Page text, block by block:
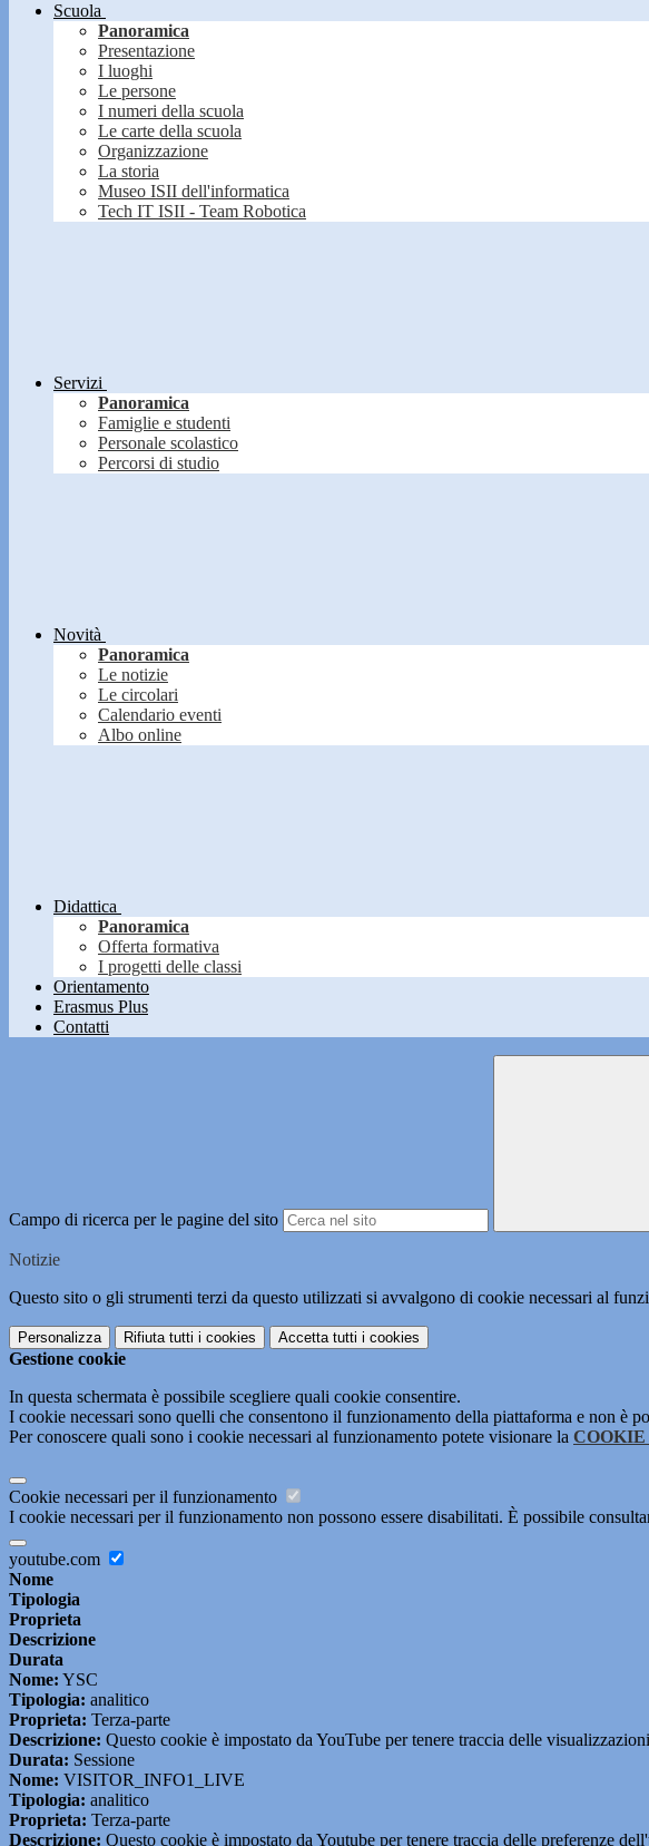
Scuola
Panoramica
Presentazione
I luoghi
Le persone
I numeri della scuola
Le carte della scuola
Organizzazione
La storia
Museo ISII dell'informatica
Tech IT ISII - Team Robotica
Servizi
Panoramica
Famiglie e studenti
Personale scolastico
Percorsi di studio
Novità
Panoramica
Le notizie
Le circolari
Calendario eventi
Albo online
Didattica
Panoramica
Offerta formativa
I progetti delle classi
Orientamento
Erasmus Plus
Contatti
Campo di ricerca per le pagine del sito
Notizie
Questo sito o gli strumenti terzi da questo utilizzati si avvalgono di cookie necessari al
Personalizza Rifiuta tutti i cookies Accetta tutti i cookies
Gestione cookie
In questa schermata è possibile scegliere quali cookie consentire.
I cookie necessari sono quelli che consentono il funzionamento della piattaforma e non è
Per conoscere quali sono i cookie necessari al funzionamento potete visionare la
Cookie necessari per il funzionamento
I cookie necessari per il funzionamento non possono essere disabilitati. È possibile
youtube.com
Nome
Tipologia
Proprieta
Descrizione
Durata
Nome: YSC
Tipologia: analitico
Proprieta: Terza-parte
Descrizione: Questo cookie è impostato da YouTube per tenere traccia delle
Durata: Sessione
Nome: VISITOR_INFO1_LIVE
Tipologia: analitico
Proprieta: Terza-parte
Descrizione: Questo cookie è impostato da Youtube per tenere traccia delle preferenze